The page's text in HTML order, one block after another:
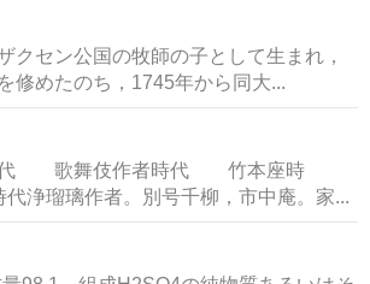
クセン公国の牧師の子として生まれ，
修めたのち，1745年から同大...
歌舞伎作者時代 竹本座時
瑠璃作者。別号千柳，市中庵。家...